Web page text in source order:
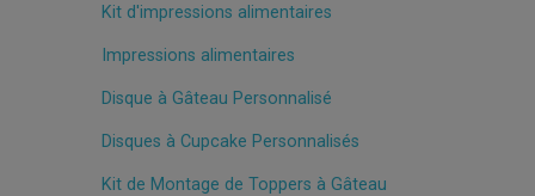
Kit d'impressions alimentaires
Impressions alimentaires
Disque à Gâteau Personnalisé
Disques à Cupcake Personnalisés
Kit de Montage de Toppers à Gâteau